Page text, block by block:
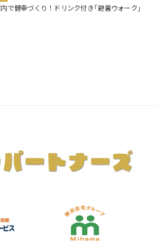
で健幸づくり！ドリンク付き｢避暑ウォーク｣